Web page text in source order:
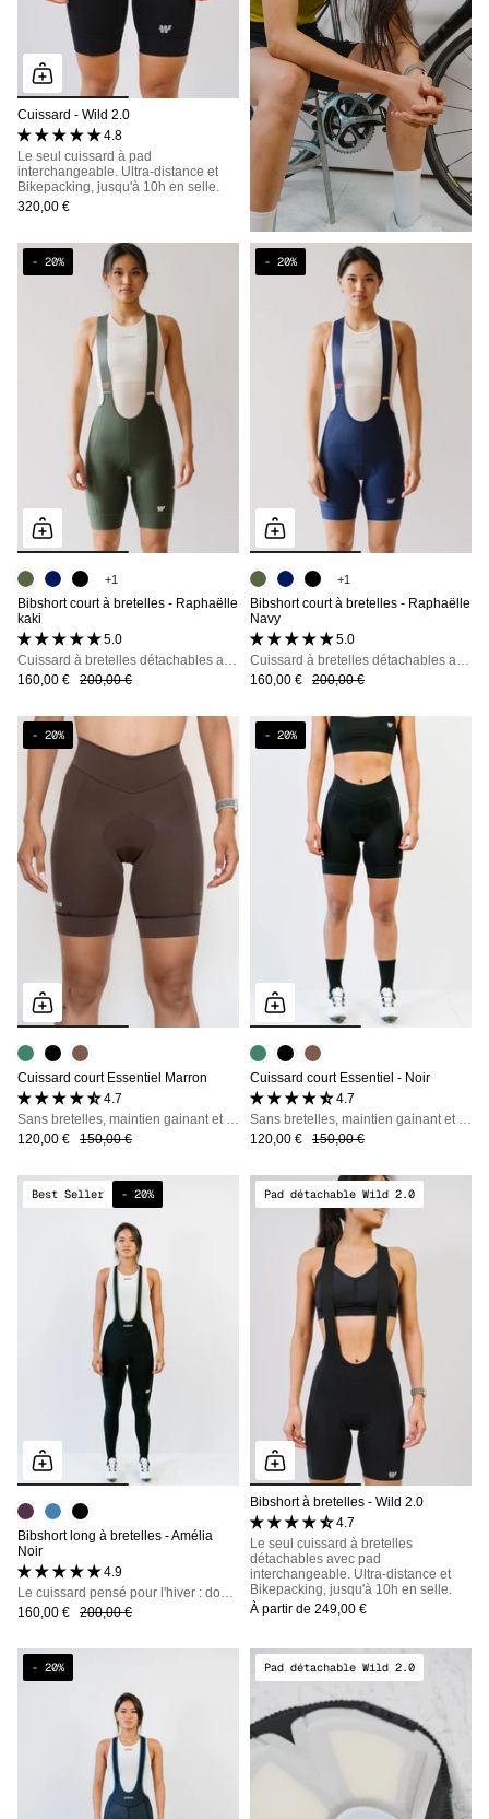
Cuissard - Wild 2.0
4.8 (6 avis)
Le seul cuissard à pad
interchangeable. Ultra-distance et
Bikepacking, jusqu'à 10h en selle.
320,00 €
- 20%
+1
Bibshort court à bretelles - Raphaëlle
kaki
5.0 (53 avis)
160,00 €
200,00 €
- 20%
+1
Bibshort court à bretelles - Raphaëlle
Navy
5.0 (53 avis)
160,00 €
200,00 €
- 20%
Cuissard court Essentiel Marron
4.7 (51 avis)
120,00 €
150,00 €
- 20%
Cuissard court Essentiel - Noir
4.7 (51 avis)
120,00 €
150,00 €
Best Seller - 20%
Bibshort long à bretelles - Amélia
Noir
4.9 (16 avis)
160,00 €
200,00 €
Pad détachable Wild 2.0
Bibshort à bretelles - Wild 2.0
4.7 (3 avis)
Le seul cuissard à bretelles
détachables avec pad
interchangeable. Ultra-distance et
Bikepacking, jusqu'à 10h en selle.
À partir de 249,00 €
- 20% Pad détachable Wild 2.0